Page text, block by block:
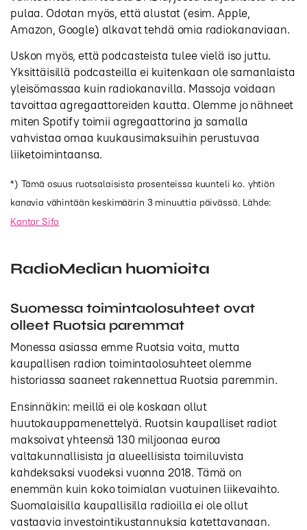
pulaa. Odotan myös, että alustat (esim. Apple,
Amazon, Google) alkavat tehdä omia radiokanaviaan.
Uskon myös, että podcasteista tulee vielä iso juttu.
Yksittäisillä podcasteilla ei kuitenkaan ole samanlaista
yleisömassaa kuin radiokanavilla. Massoja voidaan
tavoittaa agregaattoreiden kautta. Olemme jo nähneet
miten Spotify toimii agregaattorina ja samalla
vahvistaa omaa kuukausimaksuihin perustuvaa
liiketoimintaansa.
*) Tämä osuus ruotsalaisista prosenteissa kuunteli ko. yhtiön
kanavia vähintään keskimäärin 3 minuuttia päivässä. Lähde:
Kantar Sifo
RadioMedian huomioita
Suomessa toimintaolosuhteet ovat
olleet Ruotsia paremmat
Monessa asiassa emme Ruotsia voita, mutta
kaupallisen radion toimintaolosuhteet olemme
historiassa saaneet rakennettua Ruotsia paremmin.
Ensinnäkin: meillä ei ole koskaan ollut
huutokauppamenettelyä. Ruotsin kaupalliset radiot
maksoivat yhteensä 130 miljoonaa euroa
valtakunnallisista ja alueellisista toimiluvista
kahdeksaksi vuodeksi vuonna 2018. Tämä on
enemmän kuin koko toimialan vuotuinen liikevaihto.
Suomalaisilla kaupallisilla radioilla ei ole ollut
vastaavia investointikustannuksia katettavanaan.